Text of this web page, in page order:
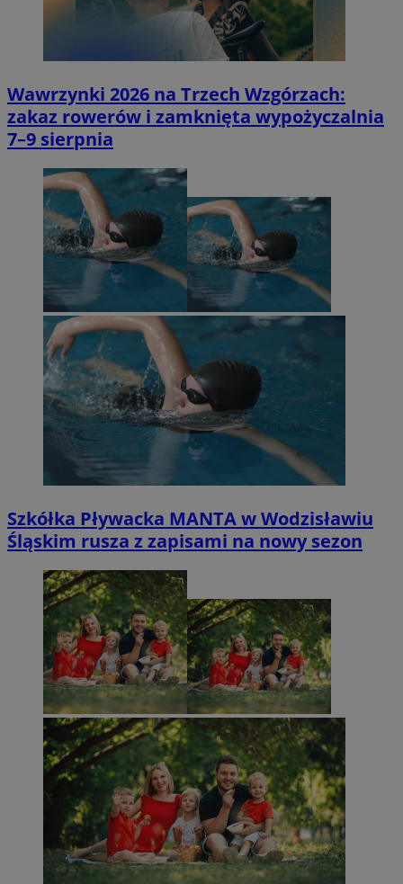
Wawrzynki 2026 na Trzech Wzgórzach:
zakaz rowerów i zamknięta wypożyczalnia
7–9 sierpnia
Szkółka Pływacka MANTA w Wodzisławiu
Śląskim rusza z zapisami na nowy sezon